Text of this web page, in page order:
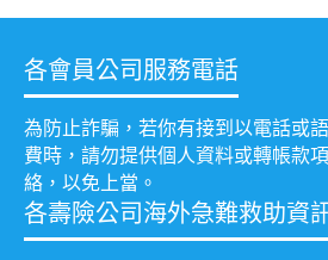
各會員公司服務電話
為防止詐騙，若你有接到以電話或
費時，請勿提供個人資料或轉帳款
絡，以免上當。
各壽險公司海外急難救助資